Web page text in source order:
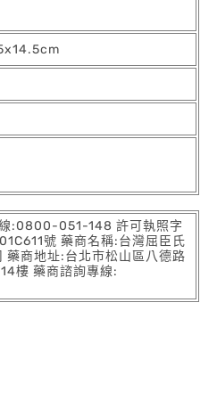
:0800-051-148 許可執照字
號 藥商名稱:台灣屈臣氏
藥商地址:台北市松山區八德路
樓 藥商諮詢專線: